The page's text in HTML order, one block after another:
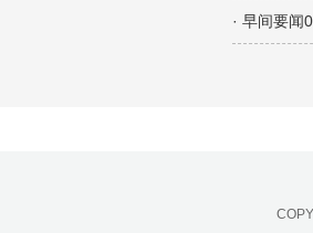
· 早间要闻
济南分公司：0531-86123236，